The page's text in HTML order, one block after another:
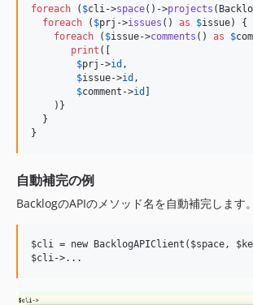
foreach ( $cli ->space()->projects
foreach ( $prj ->issues () as $issue) {
foreach ( $issue->comments () as $
print ([
$prj ->id ,
$issue->id ,
$comment ->id ]
    )}
  }
}
自動補完の例
BacklogのAPIのメソッド名を自動補完します。
$cli = new BacklogAPIClient($space,